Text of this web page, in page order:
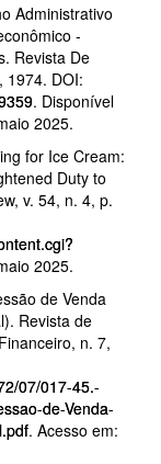
Administrativo
-
Revista De
1974. DOI:
. Disponível
2025.
for Ice Cream:
Duty to
v. 54, n. 4, p.
2025.
de Venda
Revista de
n. 7,
07/017-45.-
de-Venda-
. Acesso em: